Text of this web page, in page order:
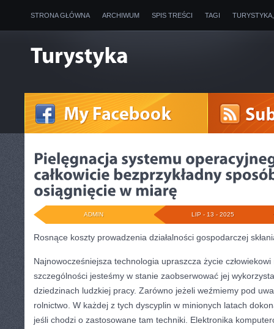
STRONA GŁÓWNA ARCHIWUM SPIS TREŚCI TAGI
LIP - 13 - 2025
ADMIN
Rosnące koszty prowadzenia działalności gospodarczej
Najnowocześniejsza technologia upraszcza życie
szczególności jesteśmy w stanie zaobserwować jej
dziedzinach ludzkiej pracy. Zarówno jeżeli weźmiemy pod
rolnictwo. W każdej z tych dyscyplin w minionych latach
jeśli chodzi o zastosowane tam techniki. Elektronika